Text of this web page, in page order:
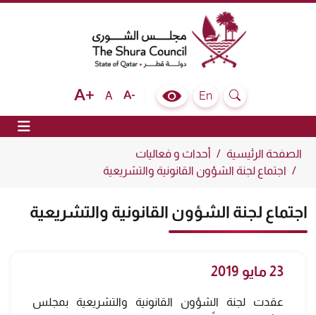
The Shura Council State of Qatar
Search
En
Colour Contrast Selector
Text size bigger
AText size normal
Text size smaller
الصفحة الرئيسية
أحداث و فعاليات
اجتماع لجنة الشؤون القانونية والتشريعية
اجتماع لجنة الشؤون القانونية والتشريعية
23 مايو 2019
عقدت لجنة الشؤون القانونية والتشريعية بمجلس